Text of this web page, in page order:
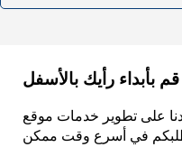
قم بأبداء رأيك بالأسفل
على تطوير خدمات موقع